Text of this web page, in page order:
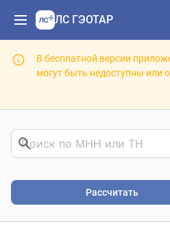
ЛС ГЭОТАР
В бесплатной версии
могут быть недоступны или
Рассчитать
Риски